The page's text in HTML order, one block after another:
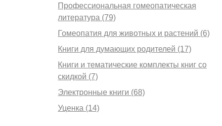
Профессиональная гомеопатическая
литература (79)
Гомеопатия для животных и растений (6)
Книги для думающих родителей (17)
Книги и тематические комплекты книг со
скидкой (7)
Электронные книги (68)
Уценка (14)